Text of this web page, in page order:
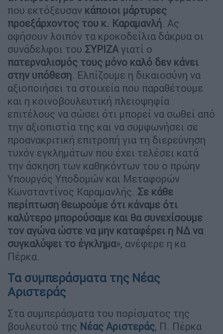
που εκτόξευσαν κάποιοι μάρτυρες
προεξάρχοντος του κ. Καραμανλή. Ας
αφήσουν λοιπόν τα κροκοδείλια δάκρυα οι
συνάδελφοι του ΣΥΡΙΖΑ γιατί ο
πατερναλισμός τους μόνο καλό δεν κάνει
στην υπόθεση. Ελπίζουμε η δικαιοσύνη να
αξιοποιήσει τα στοιχεία που παραθέτουμε
και η κοινοβουλευτική πλειοψηφία
επιτέλους να σώσει ότι μπορεί να σωθεί από
την αξιοπιστία της και να συμφωνήσει σε
προανακριτική επιτροπή για τη διερεύνηση
τυχόν εγκλημάτων που έχει τελέσει κατά
την άσκηση των καθηκόντων του ο πρώην
Υπουργός Υποδομών και Μεταφορών
Κωνσταντίνος Καραμανλής. Σε κάθε
περίπτωση θεωρούμε ότι κάναμε ότι
καλύτερο μπορούσαμε και θα συνεχίσουμε
τον αγώνα ώστε να μην καταφέρει η ΝΔ να
συγκαλύψει το έγκλημα», ανέφερε η κα
Πέρκα.
Τα συμπεράσματα της Νέας
Αριστεράς
Στα συμπεράσματα του πορίσματος της
βουλευτού της Νέας Αριστεράς, Π. Πέρκα